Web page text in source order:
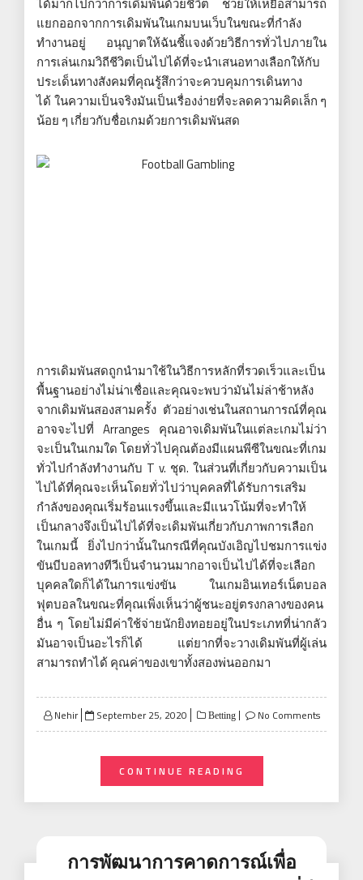
แยกออกจากการเดิมพันในเกมบนเว็บในขณะที่กำลัง
ทำงานอยู่ อนุญาตให้ฉันชี้แจงด้วยวิธีการทั่วไปภายใน
การเล่นเกมวิถีชีวิตเป็นไปได้ที่จะนำเสนอทางเลือกให้กับ
ประเด็นทางสังคมที่คุณรู้สึกว่าจะควบคุมการเดินทาง
ได้ ในความเป็นจริงมันเป็นเรื่องง่ายที่จะลดความคิดเล็ก ๆ
น้อย ๆ เกี่ยวกับชื่อเกมด้วยการเดิมพันสด
การเดิมพันสดถูกนำมาใช้ในวิธีการหลักที่รวดเร็วและเป็น
พื้นฐานอย่างไม่น่าเชื่อและคุณจะพบว่ามันไม่ล่าช้าหลัง
จากเดิมพันสองสามครั้ง ตัวอย่างเช่นในสถานการณ์ที่คุณ
อาจจะไปที่ Arranges คุณอาจเดิมพันในแต่ละเกมไม่ว่า
จะเป็นในเกมใด โดยทั่วไปคุณต้องมีแผนพีซีในขณะที่เกม
ทั่วไปกำลังทำงานกับ T v. ชุด. ในส่วนที่เกี่ยวกับความเป็น
ไปได้ที่คุณจะเห็นโดยทั่วไปว่าบุคคลที่ได้รับการเสริม
กำลังของคุณเริ่มร้อนแรงขึ้นและมีแนวโน้มที่จะทำให้
เป็นกลางจึงเป็นไปได้ที่จะเดิมพันเกี่ยวกับภาพการเลือก
ในเกมนี้ ยิ่งไปกว่านั้นในกรณีที่คุณบังเอิญไปชมการแข่ง
ขันบีบอลทางทีวีเป็นจำนวนมากอาจเป็นไปได้ที่จะเลือก
บุคคลใดก็ได้ในการแข่งขัน ในเกมอินเทอร์เน็ตบอล
ฟุตบอลในขณะที่คุณเพิ่งเห็นว่าผู้ชนะอยู่ตรงกลางของคน
อื่น ๆ โดยไม่มีค่าใช้จ่ายนักยิงทอยอยู่ในประเภทที่น่ากลัว
มันอาจเป็นอะไรก็ได้ แต่ยากที่จะวางเดิมพันที่ผู้เล่น
สามารถทำได้ คุณค่าของเขาทั้งสองพ่นออกมา
Nehir
Posted
on
September 25, 2020 Betting No Comments
CONTINUE READING
การพัฒนาการคาดการณ์เพื่อ